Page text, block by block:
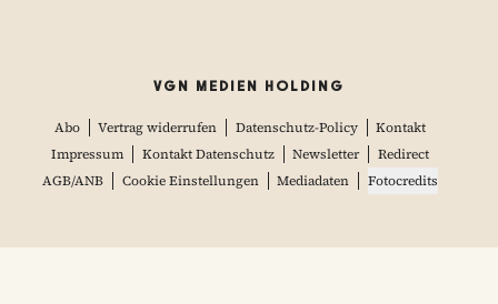
VGN MEDIEN HOLDING
Abo Vertrag widerrufen Datenschutz-Policy
Kontakt
Impressum
Kontakt Datenschutz Newsletter
Redirect
AGB/ANB
Cookie Einstellungen Mediadaten Fotocredits